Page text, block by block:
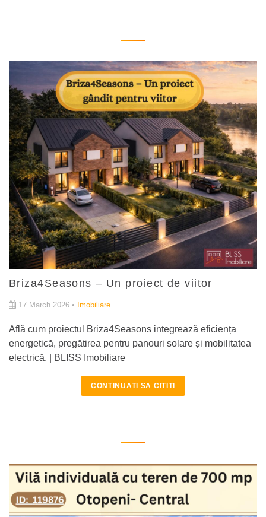
Briza4Seasons – Un proiect de viitor
17 March 2026 • Imobiliare
Află cum proiectul Briza4Seasons integrează eficiența
energetică, pregătirea pentru panouri solare și mobilitatea
electrică. | BLISS Imobiliare
CONTINUATI SA CITITI